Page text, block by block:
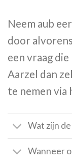
Neem aub
door
een vraag
Aarzel dan
te nemen
Wat zijn
Wanneer